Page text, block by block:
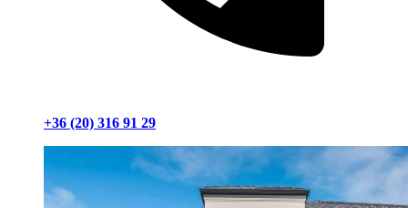
+36 (20) 316 91 29